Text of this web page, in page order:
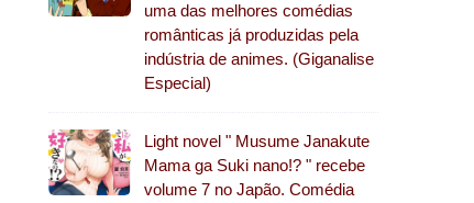
uma das melhores comédias
românticas já produzidas pela
indústria de animes. (Giganalise
Especial)
Light novel " Musume Janakute
Mama ga Suki nano!? " recebe
volume 7 no Japão. Comédia